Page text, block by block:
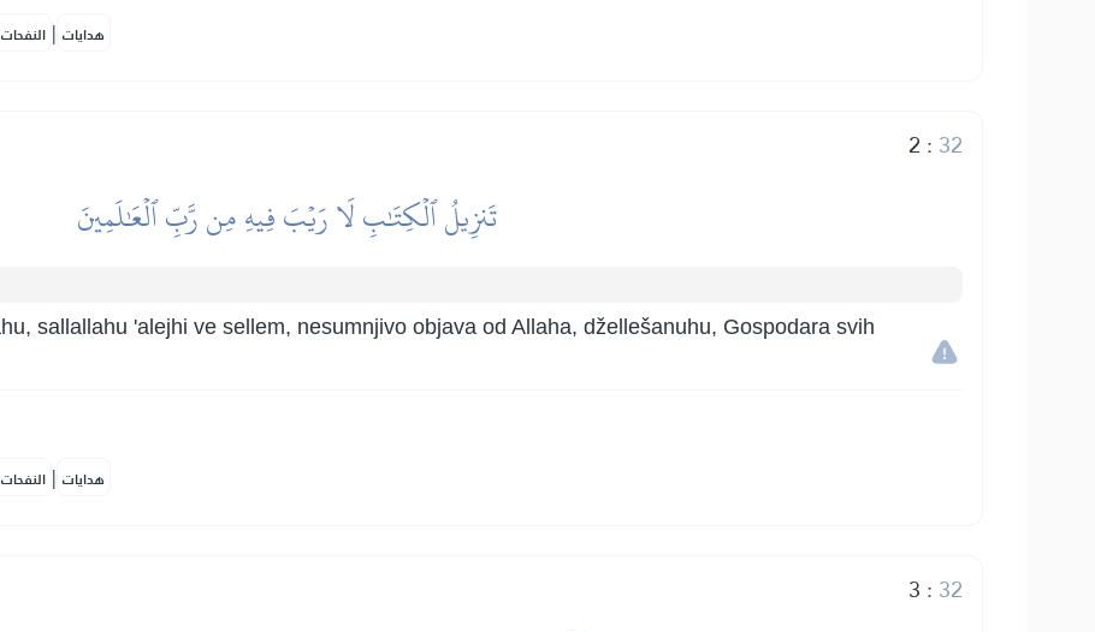
| هدايات
2 : 32
تَنزِيلُ ٱلۡكِتَٰبِ لَا رَيۡبَ فِيهِ مِن رَّبِّ ٱلۡعَٰلَمِينَ
sallallahu 'alejhi ve sellem, nesumnjivo objava od Allaha, džellešanuhu, Gospodara svih
| هدايات
3 : 32